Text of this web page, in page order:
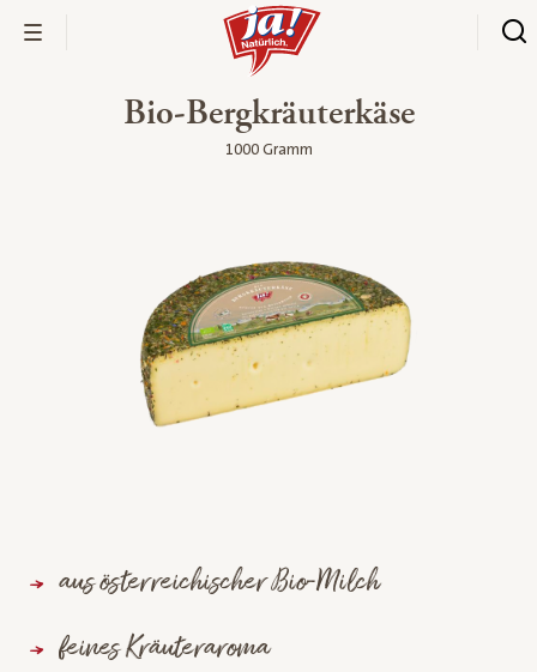
Bio-Bergkräuterkäse
1000 Gramm
aus österreichischer Bio-Milch
feines Kräuteraroma